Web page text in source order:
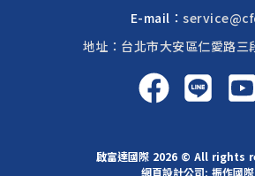
E-mail：
地址：台北市大安區仁愛路三
啟富達國際 2026 © All rights
網頁設計公司: 振作國際